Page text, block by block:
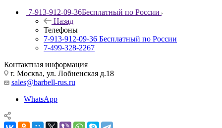
7-913-912-09-36Бесплатный по России
Назад
Телефоны
7-913-912-09-36 Бесплатный по России
7-499-328-2267
Контактная информация
г. Москва, ул. Лобненская д.18
sales@barbell-rus.ru
WhatsApp